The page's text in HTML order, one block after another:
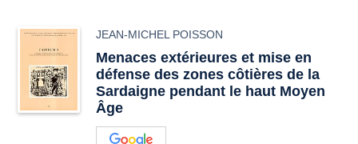
JEAN-MICHEL POISSON
Menaces extérieures et mise en
défense des zones côtières de la
Sardaigne pendant le haut Moyen
Âge